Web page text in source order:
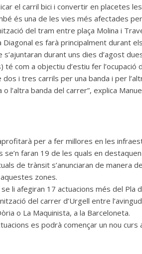
el carril bici i convertir en placetes
és una de les vies més afectades
del tram entre plaça Molina i
Diagonal es farà principalment durant
s’ajuntaran durant uns dies d’agost
té com a objectiu d’estiu fer
i tres carrils per una banda i per
l’altra banda del carrer”, explica
per a fer millores en les
se’n faran 19 de les quals en
de trànsit s’anunciaran de manera
zones.
se li afegiran 17 actuacions més del
del carrer d’Urgell entre
o La Maquinista, a la Barceloneta.
es podrà començar un nou curs